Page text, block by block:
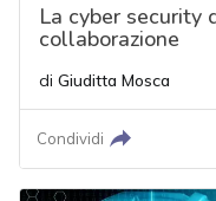
La cyber security
collaborazione
di Giuditta Mosca
Condividi